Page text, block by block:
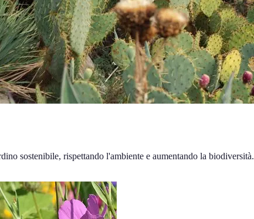
sostenibile, rispettando l'ambiente e aumentando la biodiversità.